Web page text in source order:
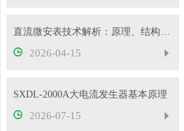
直流微安表技术解析：原理、结构与应用要点
2026-04-15
SXDL-2000A大电流发生器基本原理
2026-07-15